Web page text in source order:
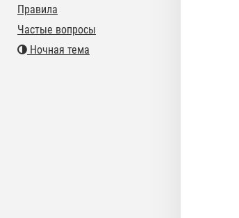
Правила
Частые вопросы
Ночная тема